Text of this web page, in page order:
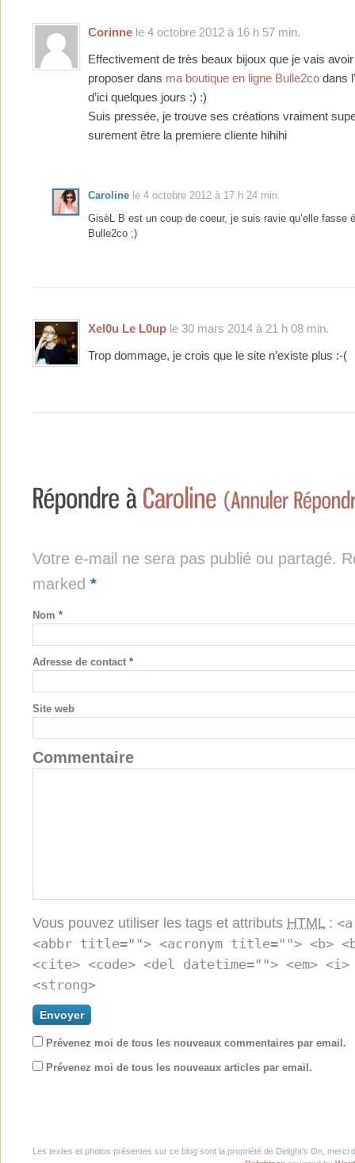
Corinne le 4 octobre 2012 à 16 h 57 min.
Effectivement de très beaux bijoux que je vais
proposer dans ma boutique en ligne Bulle2co dans
d’ici quelques jours :) :)
Suis pressée, je trouve ses créations vraiment
surement être la premiere cliente hihihi
Caroline le 4 octobre 2012 à 17 h 24 min.
GisèL B est un coup de coeur, je suis ravie qu’elle fasse
Bulle2co ;)
Xel0u Le L0up le 30 mars 2014 à 21 h 08 min.
Trop dommage, je crois que le site n’existe plus :-(
Votre e-mail ne sera pas publié ou partagé.
marked *
Nom *
Adresse de contact *
Site web
Commentaire
Vous pouvez utiliser les tags et attributs HTML:
<abbr title=""> <acronym title=""> <b>
<cite> <code> <del datetime=""> <em>
<strong>
Prévenez moi de tous les nouveaux commentaires par email.
Prévenez moi de tous les nouveaux articles par email.
Les textes et photos présentes sur ce blog sont la propriété de Delight's On,